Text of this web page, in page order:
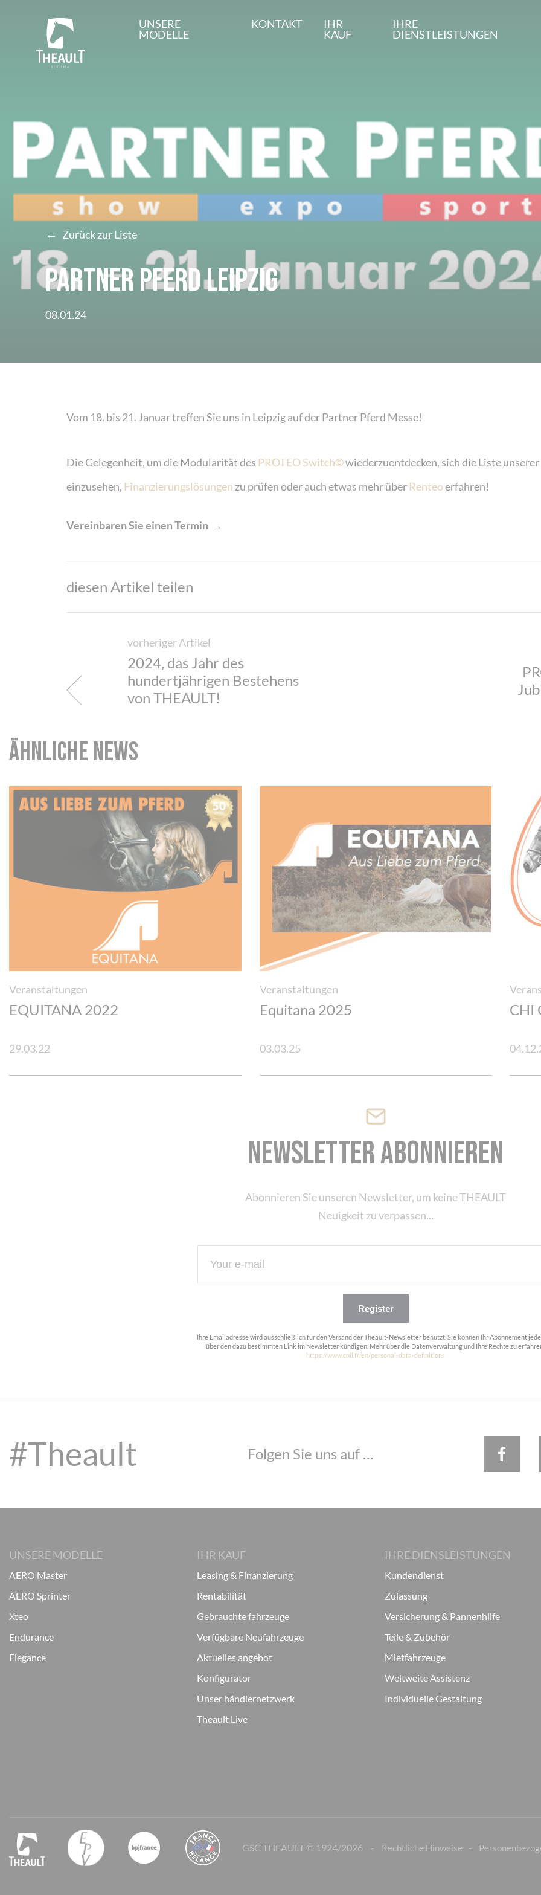
UNSERE
MODELLE
KONTAKT
IHR
KAUF
IHRE
DIENSTLEISTUNGEN
← Zurück zur Liste
Partner Pferd Leipzig
08.01.24
Vom 18. bis 21. Januar treffen Sie uns in Leipzig auf der Partner Pferd Messe!
Die Gelegenheit, um die Modularität des PROTEO Switch©wiederzuentdecken, sich die Liste unserer
einzusehen, Finanzierungslösungen zu prüfen oder auch etwas mehr über Renteoerfahren!
Vereinbaren Sie einen Termin
diesen Artikel teilen
vorheriger Artikel
2024, das Jahr des
hundertjährigen Bestehens
von THEAULT!
ähnliche News
Veranstaltungen
EQUITANA 2022
29.03.22
Veranstaltungen
Equitana 2025
03.03.25
CHI
Newsletter abonnieren
Abonnieren Sie unseren Newsletter, um keine THEAULT
Neuigkeit zu verpassen...
Register
Ihre Emailadresse wird ausschließlich für den Versand der Theault-Newsletter benutzt. Sie können Ihr Abonnement
über den dazu bestimmten Link im Newsletter kündigen. Mehr über die Datenverwaltung und Ihre Rechte zu
https://www.cnil.fr/en/personal-data-definitions
#Theault Folgen Sie uns auf …
UNSERE MODELLE
AERO Master
AERO Sprinter
Xteo
Endurance
Elegance
IHR KAUF
Leasing & Finanzierung
Rentabilität
Gebrauchte fahrzeuge
Verfügbare Neufahrzeuge
Aktuelles angebot
Konfigurator
Unser händlernetzwerk
Theault Live
IHRE DIENSLEISTUNGEN
Kundendienst
Zulassung
Versicherung & Pannenhilfe
Teile & Zubehör
Mietfahrzeuge
Weltweite Assistenz
Individuelle Gestaltung
GSC THEAULT © 1924/2026 Rechtliche Hinweise